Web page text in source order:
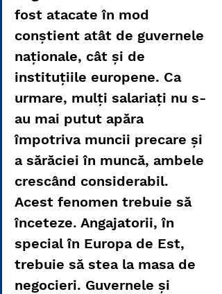
fost atacate în mod
conștient atât de guvernele
naționale, cât și de
instituțiile europene. Ca
urmare, mulți salariați nu s-
au mai putut apăra
împotriva muncii precare și
a sărăciei în muncă, ambele
crescând considerabil.
Acest fenomen trebuie să
înceteze. Angajatorii, în
special în Europa de Est,
trebuie să stea la masa de
negocieri. Guvernele și